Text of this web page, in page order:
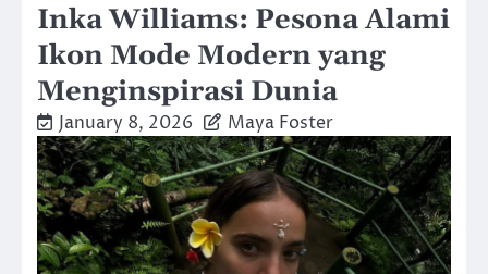
Inka Williams: Pesona Alami
Ikon Mode Modern yang
Menginspirasi Dunia
January 8, 2026 Maya Foster